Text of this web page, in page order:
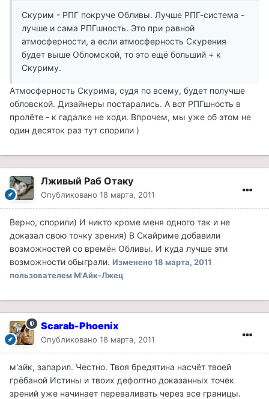
Скурим - РПГ покруче Обливы. Лучше РПГ-система -
лучше и сама РПГшность. Это при равной
атмосферности, а если атмосферность Скурения
будет выше Обломской, то это ещё больший + к
Скуриму.
Атмосферность Скурима, судя по всему, будет получше
обловской. Дизайнеры постарались. А вот РПГшность в
пролёте - к гадалке не ходи. Впрочем, мы уже об этом не
один десяток раз тут спорили )
Лживый Раб Отаку
Опубликовано 18 марта, 2011
Верно, спорили) И никто кроме меня одного так и не
доказал свою точку зрения) В Скайриме добавили
возможностей со времён Обливы. И куда лучше эти
возможности обыграли. Изменено18 марта, 2011
пользователем М'Айк-Лжец
Scarab-Phoenix
Опубликовано 18 марта, 2011
м'айк, запарил. Честно. Твоя бредятина насчёт твоей
грёбаной Истины и твоих дефолтно доказанных точек
зрений уже начинает переваливать через все границы.